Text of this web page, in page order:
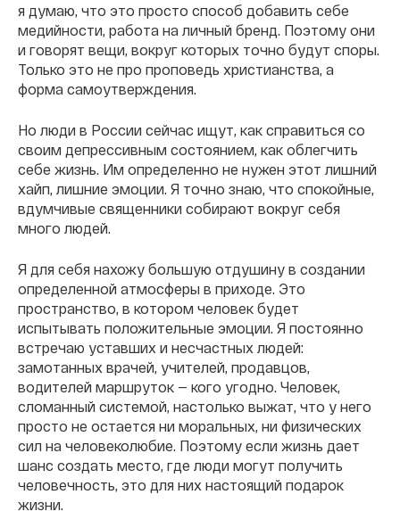
я думаю, что это просто способ добавить себе
медийности, работа на личный бренд. Поэтому они
и говорят вещи, вокруг которых точно будут споры.
Только это не про проповедь христианства, а
форма самоутверждения.
Но люди в России сейчас ищут, как справиться со
своим депрессивным состоянием, как облегчить
себе жизнь. Им определенно не нужен этот лишний
хайп, лишние эмоции. Я точно знаю, что спокойные,
вдумчивые священники собирают вокруг себя
много людей.
Я для себя нахожу большую отдушину в создании
определенной атмосферы в приходе. Это
пространство, в котором человек будет
испытывать положительные эмоции. Я постоянно
встречаю уставших и несчастных людей:
замотанных врачей, учителей, продавцов,
водителей маршруток — кого угодно. Человек,
сломанный системой, настолько выжат, что у него
просто не остается ни моральных, ни физических
сил на человеколюбие. Поэтому если жизнь дает
шанс создать место, где люди могут получить
человечность, это для них настоящий подарок
жизни.